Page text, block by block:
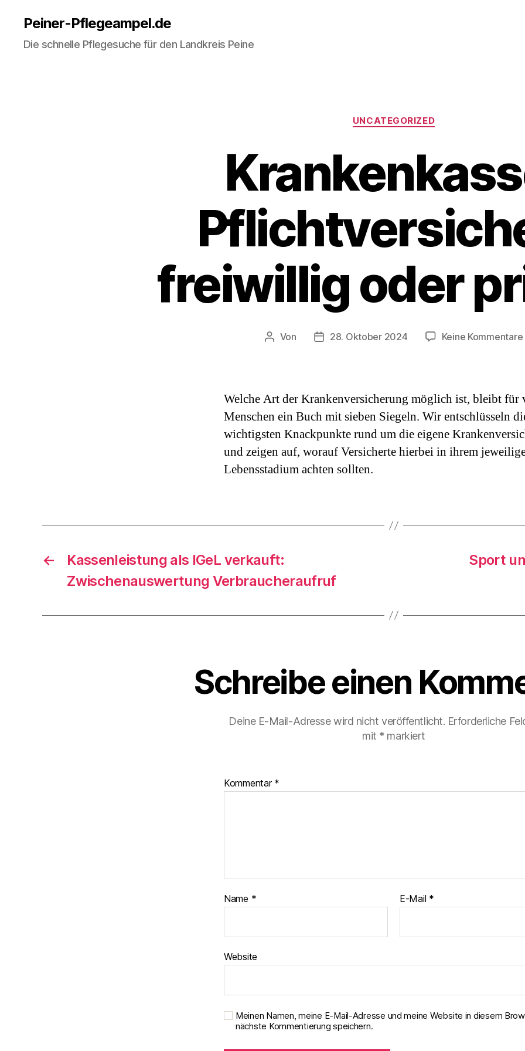
Peiner-Pflegeampel.de
Die schnelle Pflegesuche für den Landkreis Peine
Kategorien
UNCATEGORIZED
freiwillig oder
Beitragsautor
Von Beitragsdatum
28. Oktober 2024 Keine Kommentare
Welche Art der Krankenversicherung möglich ist, bleibt für
Menschen ein Buch mit sieben Siegeln. Wir entschlüsseln
wichtigsten Knackpunkte rund um die eigene
und zeigen auf, worauf Versicherte hierbei in ihrem
Lebensstadium achten sollten.
←
Kassenleistung als IGeL verkauft:
Zwischenauswertung Verbraucheraufruf
Sport
Schreibe einen
Deine E-Mail-Adresse wird nicht veröffentlicht. Erforderliche
mit * markiert
Kommentar *
Name * E-Mail *
Website
Meinen Namen, meine E-Mail-Adresse und meine Website in diesem
nächste Kommentierung speichern.